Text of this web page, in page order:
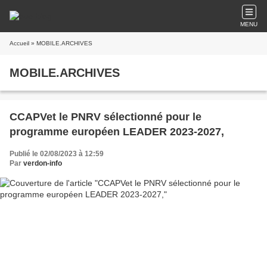
MENU
Accueil » MOBILE.ARCHIVES
MOBILE.ARCHIVES
CCAPVet le PNRV sélectionné pour le
programme européen LEADER 2023-2027,
Publié le 02/08/2023 à 12:59
Par verdon-info